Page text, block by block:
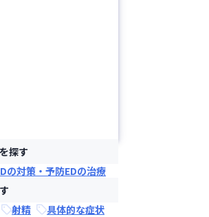
探す
の対策・予防EDの治療
射精
具体的な症状